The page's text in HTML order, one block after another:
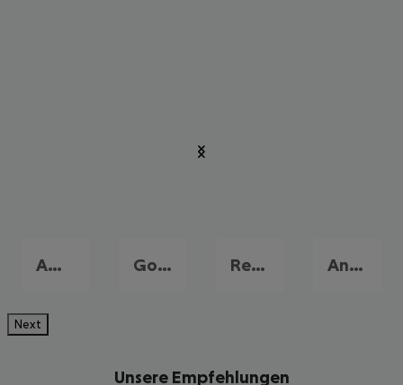
Amoudara Gouves Rethymnon Analypsi
Next
Unsere Empfehlungen